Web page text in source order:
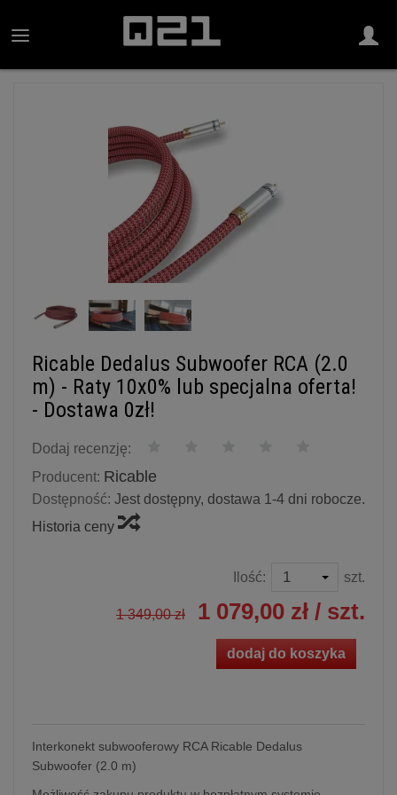
Ricable Dedalus Subwoofer RCA (2.0
m) - Raty 10x0% lub specjalna oferta!
- Dostawa 0zł!
Dodaj recenzję:
Producent: Ricable
Dostępność: Jest dostępny, dostawa 1-4 dni robocze.
Historia ceny
Ilość: szt.
1 349,00 zł 1 079,00 zł / szt.
dodaj do koszyka
Interkonekt subwooferowy RCA Ricable Dedalus
Subwoofer (2.0 m)